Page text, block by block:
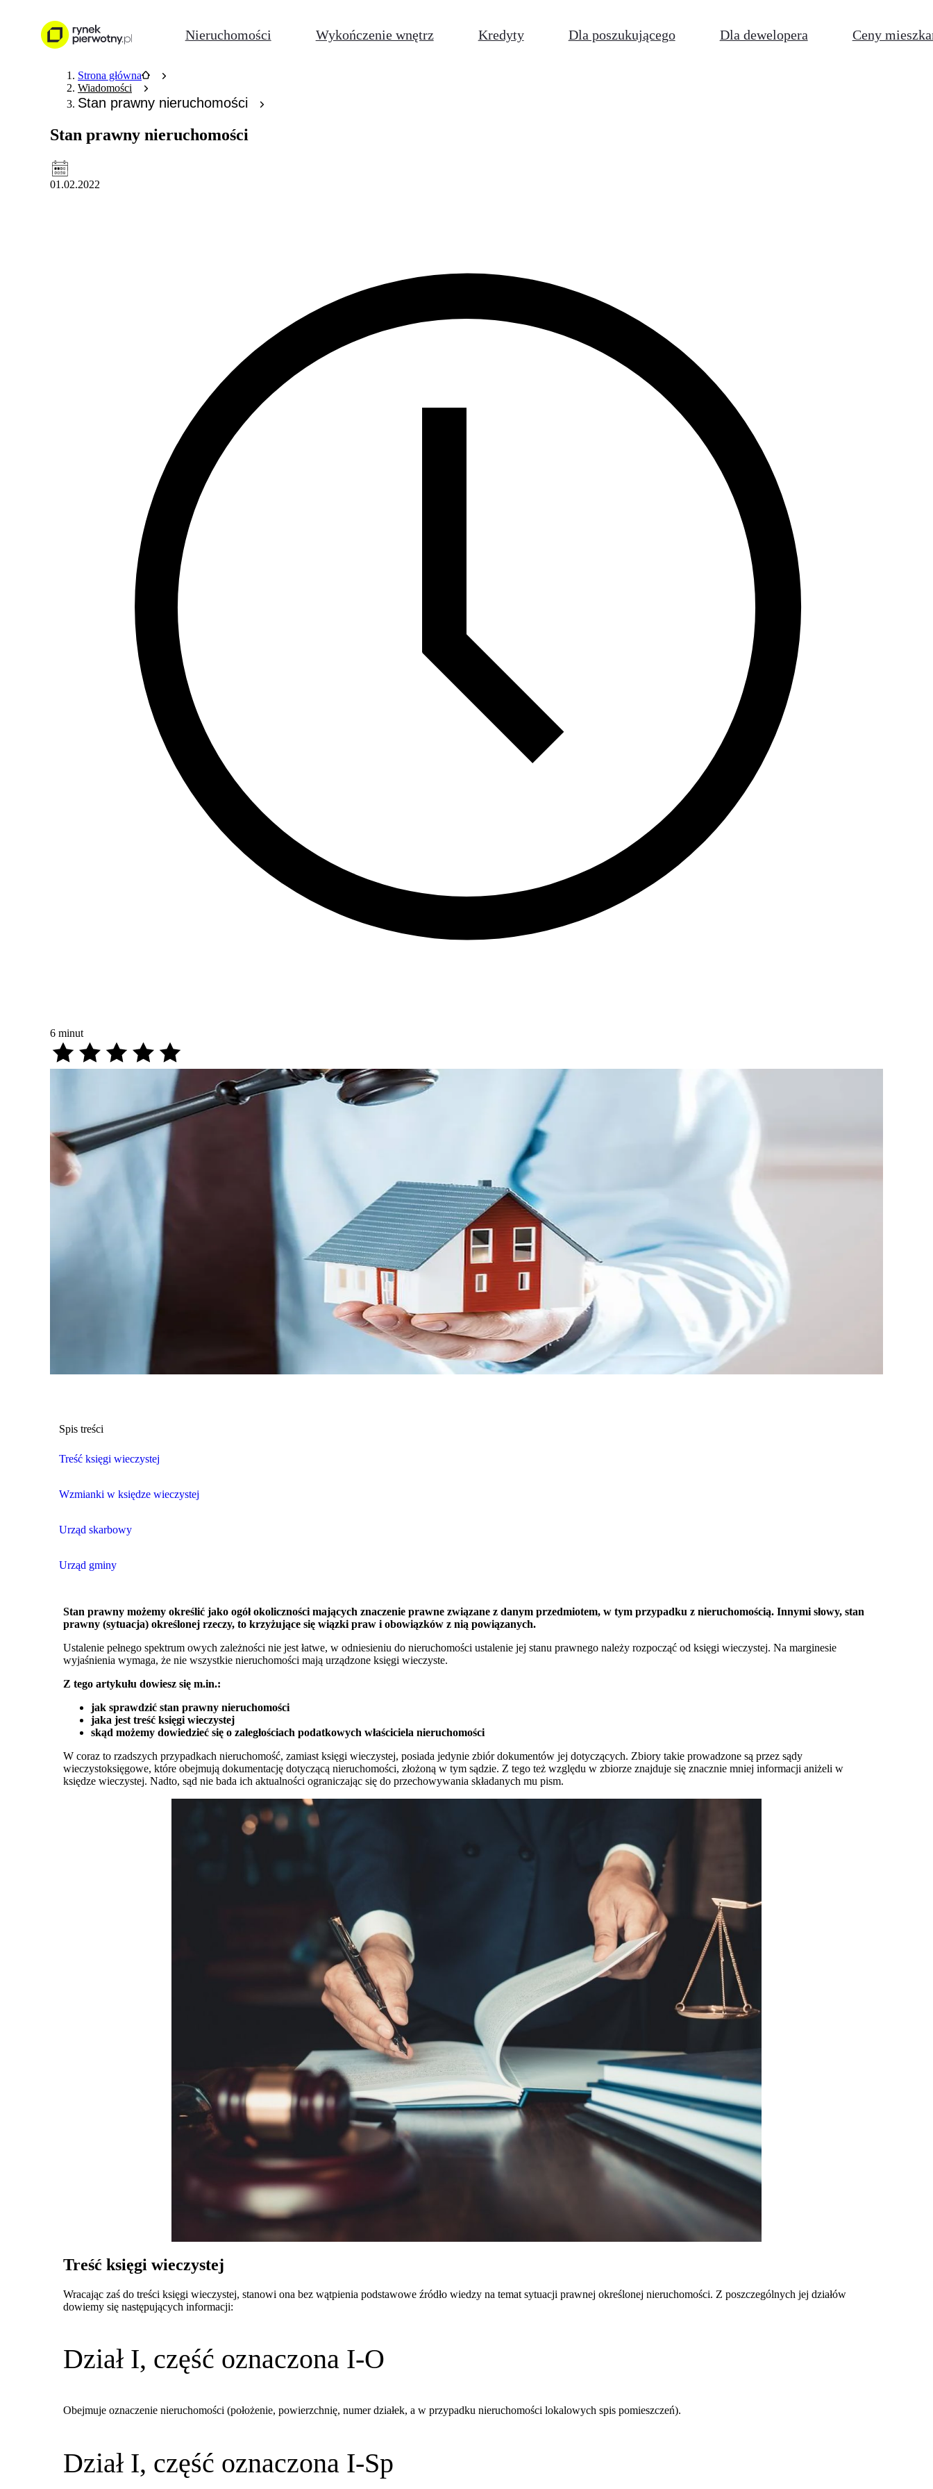
Nieruchomości Wykończenie wnętrz Kredyty Dla poszukującego Dla dewelopera Ceny
Strona główna
Wiadomości
Stan prawny nieruchomości
Stan prawny nieruchomości
01.02.2022
6 minut
Spis treści
Treść księgi wieczystej
Wzmianki w księdze wieczystej
Urząd skarbowy
Urząd gminy
Stan prawny możemy określić jako ogół okoliczności mających znaczenie prawne związane z danym przedmiotem, w tym przypadku z nieruchomością. Innymi słowy, stan
prawny (sytuacja) określonej rzeczy, to krzyżujące się wiązki praw i obowiązków z nią powiązanych.
Ustalenie pełnego spektrum owych zależności nie jest łatwe, w odniesieniu do nieruchomości ustalenie jej stanu prawnego należy rozpocząć od księgi wieczystej. Na marginesie
wyjaśnienia wymaga, że nie wszystkie nieruchomości mają urządzone księgi wieczyste.
Z tego artykułu dowiesz się m.in.:
jak sprawdzić stan prawny nieruchomości
jaka jest treść księgi wieczystej
skąd możemy dowiedzieć się o zaległościach podatkowych właściciela nieruchomości
W coraz to rzadszych przypadkach nieruchomość, zamiast księgi wieczystej, posiada jedynie zbiór dokumentów jej dotyczących. Zbiory takie prowadzone są przez sądy
wieczystoksięgowe, które obejmują dokumentację dotyczącą nieruchomości, złożoną w tym sądzie. Z tego też względu w zbiorze znajduje się znacznie mniej informacji aniżeli w
księdze wieczystej. Nadto, sąd nie bada ich aktualności ograniczając się do przechowywania składanych mu pism.
Treść księgi wieczystej
Wracając zaś do treści księgi wieczystej, stanowi ona bez wątpienia podstawowe źródło wiedzy na temat sytuacji prawnej określonej nieruchomości. Z poszczególnych jej działów
dowiemy się następujących informacji:
Dział I, część oznaczona I-O
Obejmuje oznaczenie nieruchomości (położenie, powierzchnię, numer działek, a w przypadku nieruchomości lokalowych spis pomieszczeń).
Dział I, część oznaczona I-Sp